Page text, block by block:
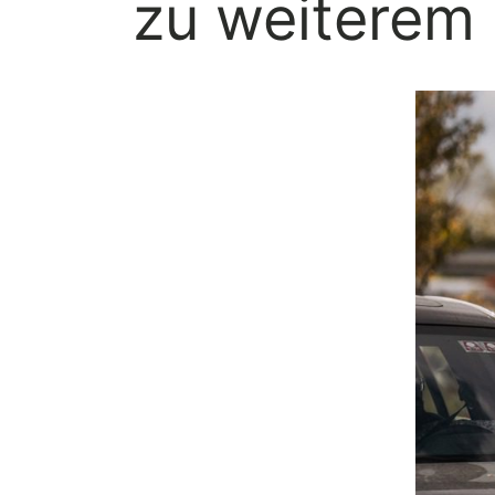
zu weiterem